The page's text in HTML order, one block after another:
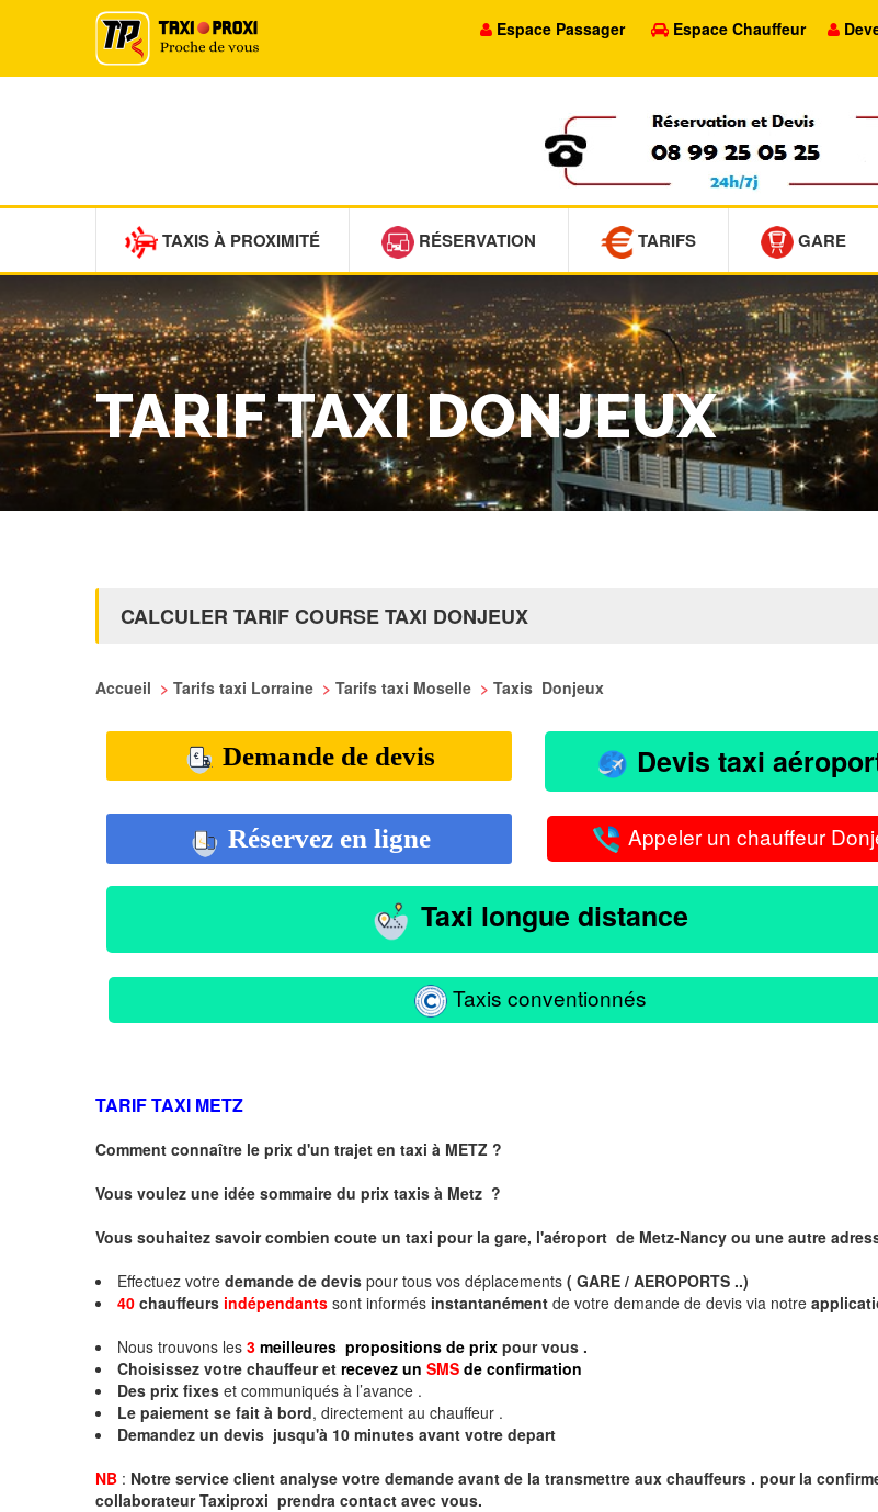
Espace Passager Espace Chauffeur
TAXIS À PROXIMITÉ RÉSERVATION TARIFS GARE
TARIF TAXI DONJEUX
CALCULER TARIF COURSE TAXI DONJEUX
Accueil > Tarifs taxi Lorraine > Tarifs taxi Moselle > Taxis Donjeux
Demande de devis Devis taxi
Réservez en ligne Appeler un chauffeur
Taxi longue distance
Taxis conventionnés
TARIF TAXI METZ
Comment connaître le prix d'un trajet en taxi à METZ ?
Vous voulez une idée sommaire du prix taxis à Metz ?
Vous souhaitez savoir combien coute un taxi pour la gare, l'aéroport de Metz-Nancy ou une autre
Effectuez votre demande de devis pour tous vos déplacements ( GARE / AEROPORTS ..)
40 chauffeurs indépendants sont informés instantanément de votre demande de devis via notre
Nous trouvons les 3 meilleures propositions de prix pour vous .
Choisissez votre chauffeur et recevez un SMS de confirmation
Des prix fixes et communiqués à l’avance .
Le paiement se fait à bord, directement au chauffeur .
Demandez un devis jusqu'à 10 minutes avant votre depart
NB : Notre service client analyse votre demande avant de la transmettre aux chauffeurs . pour la
collaborateur Taxiproxi prendra contact avec vous.